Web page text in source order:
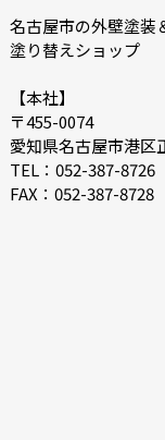
2020-11
2020-08
2018-10
名古屋市の外壁塗装
塗り替えショップ
【本社】
〒455-0074
愛知県名古屋市港区
TEL：052-387-8726
FAX：052-387-8728